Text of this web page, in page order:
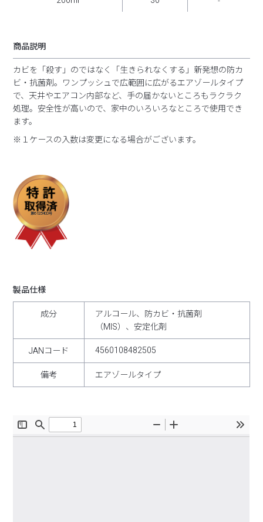
商品説明
カビを「殺す」のではなく「生きられなくする」新発想の防カ
ビ・抗菌剤。ワンプッシュで広範囲に広がるエアゾールタイプ
で、天井やエアコン内部など、手の届かないところもラクラク
処理。安全性が高いので、家中のいろいろなところで使用でき
ます。
※１ケースの入数は変更になる場合がございます。
第6125400号
製品仕様
成分
アルコール、防カビ・抗菌剤
（MIS）、安定化剤
JANコード
4560108482505
備考
エアゾールタイプ